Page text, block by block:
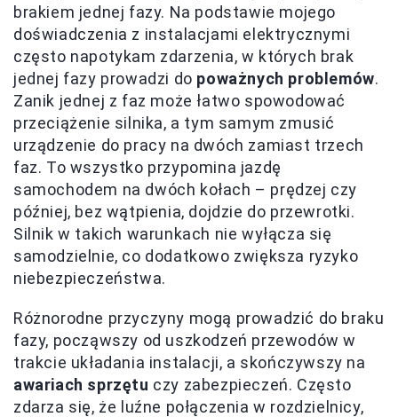
brakiem jednej fazy. Na podstawie mojego
doświadczenia z instalacjami elektrycznymi
często napotykam zdarzenia, w których brak
jednej fazy prowadzi do poważnych problemów.
Zanik jednej z faz może łatwo spowodować
przeciążenie silnika, a tym samym zmusić
urządzenie do pracy na dwóch zamiast trzech
faz. To wszystko przypomina jazdę
samochodem na dwóch kołach – prędzej czy
później, bez wątpienia, dojdzie do przewrotki.
Silnik w takich warunkach nie wyłącza się
samodzielnie, co dodatkowo zwiększa ryzyko
niebezpieczeństwa.
Różnorodne przyczyny mogą prowadzić do braku
fazy, począwszy od uszkodzeń przewodów w
trakcie układania instalacji, a skończywszy na
awariach sprzętu czy zabezpieczeń. Często
zdarza się, że luźne połączenia w rozdzielnicy,